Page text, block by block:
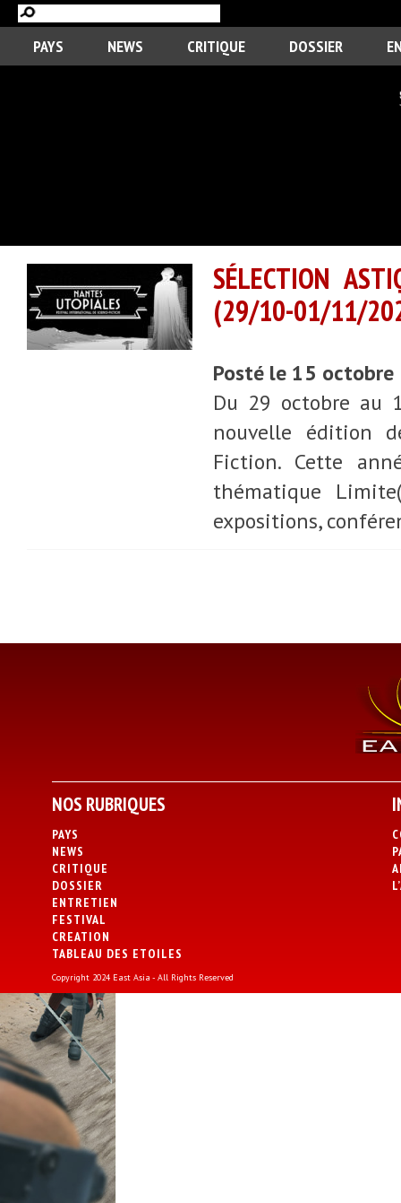
PAYS NEWS CRITIQUE DOSSIER
SÉLECTION
(29/10-01/11/
Posté le 15
Du 29 octobre au
nouvelle édition
Fiction. Cette
thématique
expositions,
NOS RUBRIQUES
PAYS
NEWS
CRITIQUE
DOSSIER
ENTRETIEN
FESTIVAL
CREATION
TABLEAU DES ETOILES
Copyright 2024 East Asia - All Rights Reserved